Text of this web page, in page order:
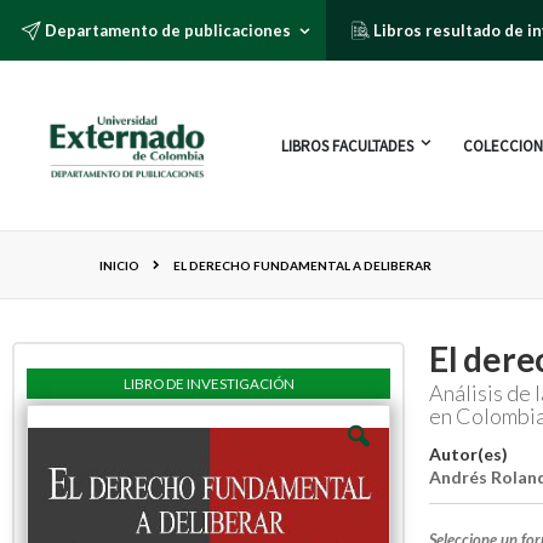
Departamento de publicaciones Libros resultado de
LIBROS FACULTADES
INICIO EL DERECHO FUNDAMENTAL A DELIBERAR
El
Análisis de
en
Autor(es)
Andrés
Seleccione un
LIBRO DE INVESTIGACIÓN